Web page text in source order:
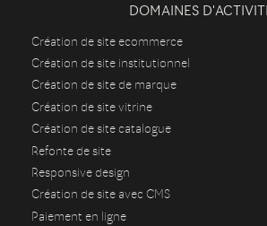
DOMAINES
Création de site ecommerce
Création de site institutionnel
Création de site de marque
Création de site vitrine
Création de site catalogue
Refonte de site
Responsive design
Création de site avec CMS
Paiement en ligne